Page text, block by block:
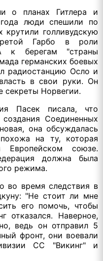
о планах Гитлера и
люди спешили по
крутили голливудскую
Гарбо в роли
к берегам "страны
германских боевых
радиостанцию Осло и
в свои руки. Он
секреты Норвегии.
Пасек писала, что
Соединенных
она обсуждалась
на ту, которая
Европейском союзе.
должна была
режима.
во время следствия в
"Не стоит ли мне
его помочь, чтобы
отказался. Наверное,
ведь он отправил 5
фронт, они воевали
СС "Викинг" и